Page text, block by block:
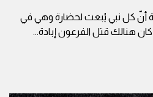
أنّ كل نبي يُبعث لحضارة وهي في
هنالك قتل الفرعون إبادة...